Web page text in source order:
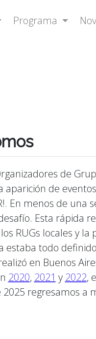
Programa
de
de
En menos de una
Esta rápida
RUGs locales y la
todo
en Buenos
2020, 2021 y 2022,
regresamos a